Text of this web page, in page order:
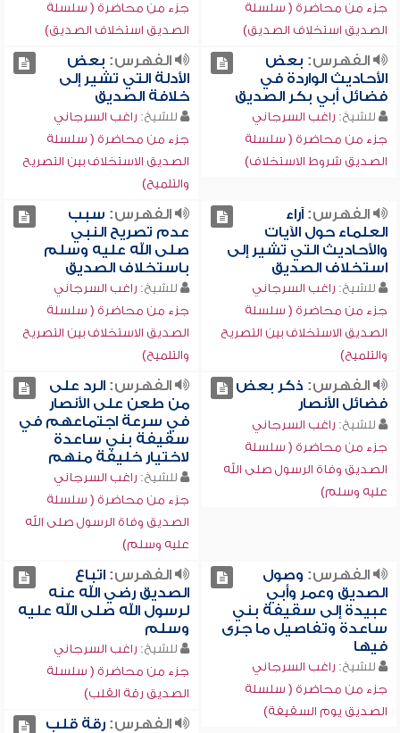
جزء من محاضرة ( سلسلة
الصديق استخلاف الصديق)
جزء من محاضرة ( سلسلة
الصديق استخلاف الصديق)
الفهرس: بعض
الأحاديث الواردة في
فضائل أبي بكر الصديق
للشيخ: راغب السرجاني
جزء من محاضرة ( سلسلة
الصديق شروط الاستخلاف)
الفهرس: بعض
الأدلة التي تشير إلى
خلافة الصديق
للشيخ: راغب السرجاني
جزء من محاضرة ( سلسلة
الصديق الاستخلاف بين التصريح
والتلميح)
الفهرس:آراء
العلماء حول الآيات
والأحاديث التي تشير إلى
استخلاف الصديق
للشيخ: راغب السرجاني
جزء من محاضرة ( سلسلة
الصديق الاستخلاف بين التصريح
والتلميح)
الفهرس: سبب
عدم تصريح النبي
صلى الله عليه وسلم
باستخلاف الصديق
للشيخ: راغب السرجاني
جزء من محاضرة ( سلسلة
الصديق الاستخلاف بين التصريح
والتلميح)
الفهرس: ذكر بعض
فضائل الأنصار
للشيخ: راغب السرجاني
جزء من محاضرة ( سلسلة
الصديق وفاة الرسول صلى الله
عليه وسلم)
الفهرس:الرد على
من طعن على الأنصار
في سرعة اجتماعهم في
سقيفة بني ساعدة
لاختيار خليفة منهم
للشيخ: راغب السرجاني
جزء من محاضرة ( سلسلة
الصديق وفاة الرسول صلى الله
عليه وسلم)
الفهرس: وصول
الصديق وعمر وأبي
عبيدة إلى سقيفة بني
ساعدة وتفاصيل ما جرى
فيها
للشيخ: راغب السرجاني
جزء من محاضرة ( سلسلة
الصديق يوم السقيفة)
الفهرس:اتباع
الصديق رضي الله عنه
لرسول الله صلى الله عليه
وسلم
للشيخ: راغب السرجاني
جزء من محاضرة ( سلسلة
الصديق رقة القلب)
الفهرس:رقة قلب